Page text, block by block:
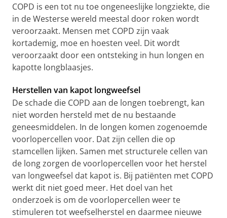
COPD is een tot nu toe ongeneeslijke longziekte, die
in de Westerse wereld meestal door roken wordt
veroorzaakt. Mensen met COPD zijn vaak
kortademig, moe en hoesten veel. Dit wordt
veroorzaakt door een ontsteking in hun longen en
kapotte longblaasjes.
Herstellen van kapot longweefsel
De schade die COPD aan de longen toebrengt, kan
niet worden hersteld met de nu bestaande
geneesmiddelen. In de longen komen zogenoemde
voorlopercellen voor. Dat zijn cellen die op
stamcellen lijken. Samen met structurele cellen van
de long zorgen de voorlopercellen voor het herstel
van longweefsel dat kapot is. Bij patiënten met COPD
werkt dit niet goed meer. Het doel van het
onderzoek is om de voorlopercellen weer te
stimuleren tot weefselherstel en daarmee nieuwe